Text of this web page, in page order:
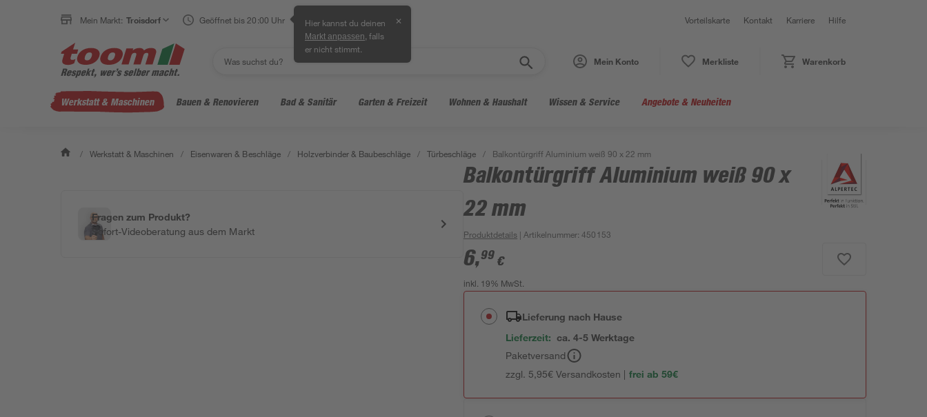
Mein Markt: Troisdorf Geöffnet bis 20:00 Uhr Hier kannst du deinen
Markt anpassen , falls
er nicht stimmt.
✕ Vorteilskarte Kontakt Karriere Hilfe
Mein Konto Merkliste Warenkorb
Werkstatt & Maschinen Bauen & Renovieren Bad & Sanitär Garten & Freizeit Wohnen & Haushalt Wissen & Service Angebote & Neuheiten
/ Werkstatt & Maschinen / Eisenwaren & Beschläge / Holzverbinder & Baubeschläge / Türbeschläge / Balkontürgriff Aluminium weiß 90 x 22 mm
Fragen zum Produkt?
Sofort-Videoberatung aus dem Markt
Balkontürgriff Aluminium weiß 90 x
22 mm
Produktdetails | Artikelnummer:450153
6,99 €
inkl. 19% MwSt.
Lieferung nach Hause
Lieferzeit: ca. 4-5 Werktage
Paketversand
zzgl. 5,95€ Versandkosten | frei ab 59€